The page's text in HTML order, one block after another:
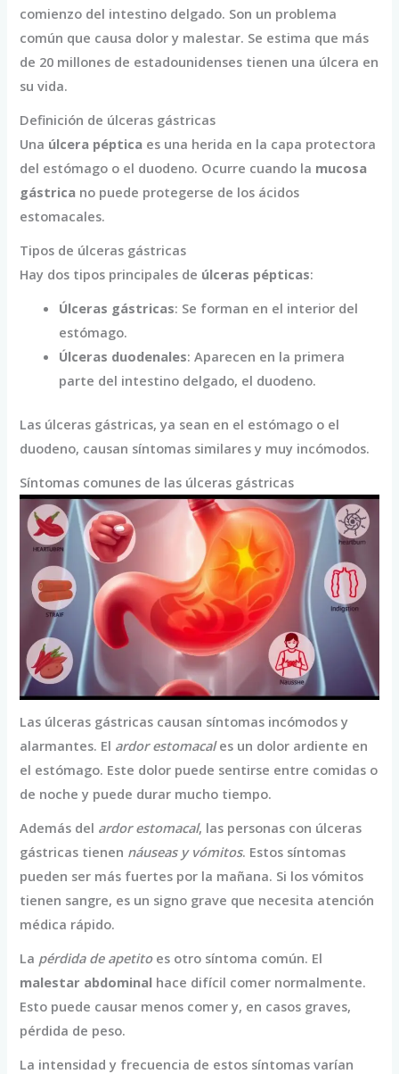
comienzo del intestino delgado. Son un problema
común que causa dolor y malestar. Se estima que más
de 20 millones de estadounidenses tienen una úlcera en
su vida.
Definición de úlceras gástricas
Una úlcera péptica es una herida en la capa protectora
del estómago o el duodeno. Ocurre cuando la mucosa
gástrica no puede protegerse de los ácidos
estomacales.
Tipos de úlceras gástricas
Hay dos tipos principales de úlceras pépticas:
Úlceras gástricas: Se forman en el interior del
estómago.
Úlceras duodenales: Aparecen en la primera
parte del intestino delgado, el duodeno.
Las úlceras gástricas, ya sean en el estómago o el
duodeno, causan síntomas similares y muy incómodos.
Síntomas comunes de las úlceras gástricas
Las úlceras gástricas causan síntomas incómodos y
alarmantes. El ardor estomacales un dolor ardiente en
el estómago. Este dolor puede sentirse entre comidas o
de noche y puede durar mucho tiempo.
Además del ardor estomacal, las personas con úlceras
gástricas tienen náuseas y vómitos. Estos síntomas
pueden ser más fuertes por la mañana. Si los vómitos
tienen sangre, es un signo grave que necesita atención
médica rápido.
La pérdida de apetitoes otro síntoma común. El
malestar abdominal hace difícil comer normalmente.
Esto puede causar menos comer y, en casos graves,
pérdida de peso.
La intensidad y frecuencia de estos síntomas varían